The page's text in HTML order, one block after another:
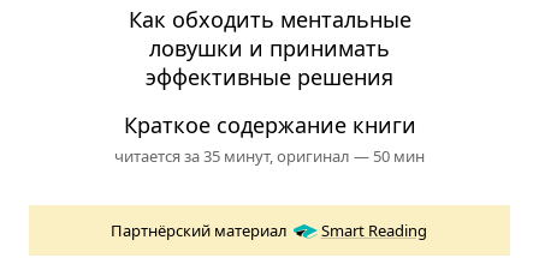
Как обходить ментальные
ловушки и принимать
эффективные решения
Краткое содержание книги
читается за 35 минут, оригинал — 50 мин
Партнёрский материал Smart Reading